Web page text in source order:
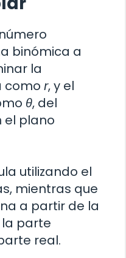
binómica a
la
como r, y el
θ, del
el plano
utilizando el
mientras que
a partir de la
parte
real.